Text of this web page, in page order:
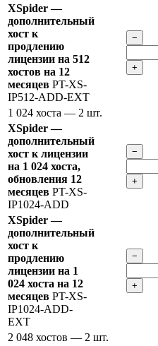
XSpider —
дополнительный
хост к
продлению
лицензии на 512
хостов на 12
месяцев PT-XS-
IP512-ADD-EXT
−
+
1 024 хоста — 2 шт.
XSpider —
дополнительный
хост к лицензии
на 1 024 хоста,
обновления 12
месяцев PT-XS-
IP1024-ADD
−
+
XSpider —
дополнительный
хост к
продлению
лицензии на 1
024 хоста на 12
месяцев PT-XS-
IP1024-ADD-
EXT
−
+
2 048 хостов — 2 шт.